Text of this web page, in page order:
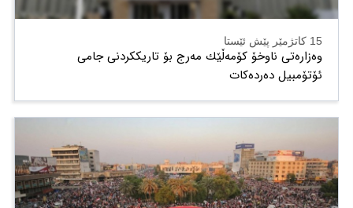
15 کاتژمێر پێش ئێستا
وەزارەتی ناوخۆ كۆمەڵێك مەرج بۆ تاریككردنی جامی
ئۆتۆمبیل دەردەكات